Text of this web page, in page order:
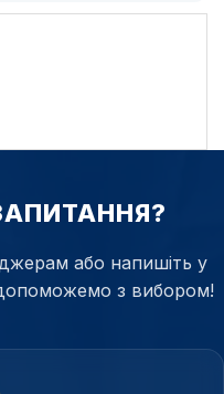
або напишіть у
з вибором!